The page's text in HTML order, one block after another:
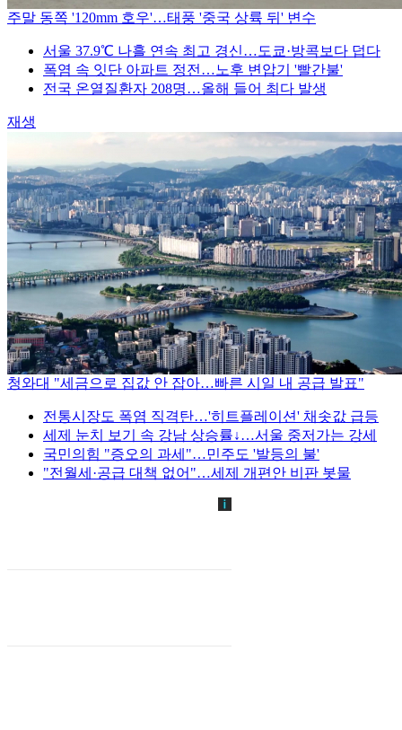
주말 동쪽 '120mm 호우'…태풍 '중국 상륙 뒤' 변수
서울 37.9℃ 나흘 연속 최고 경신…도쿄·방콕보다 덥다
폭염 속 잇단 아파트 정전…노후 변압기 '빨간불'
전국 온열질환자 208명…올해 들어 최다 발생
재생
청와대 "세금으로 집값 안 잡아…빠른 시일 내 공급 발표"
전통시장도 폭염 직격탄…'히트플레이션' 채솟값 급등
세제 눈치 보기 속 강남 상승률↓…서울 중저가는 강세
국민의힘 "증오의 과세"…민주도 '발등의 불'
"전월세·공급 대책 없어"…세제 개편안 비판 봇물